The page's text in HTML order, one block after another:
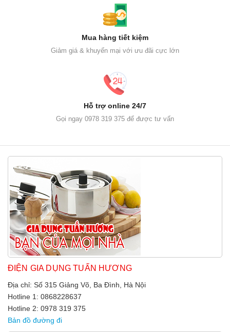
Mua hàng tiết kiệm
Giảm giá & khuyến mại với ưu đãi cực lớn
Hỗ trợ online 24/7
Gọi ngay 0978 319 375 để được tư vấn
ĐIỆN GIA DỤNG TUẤN HƯƠNG
Địa chỉ: Số 315 Giảng Võ, Ba Đình, Hà Nội
Hotline 1: 0868228637
Hotline 2: 0978 319 375
Bản đồ đường đi